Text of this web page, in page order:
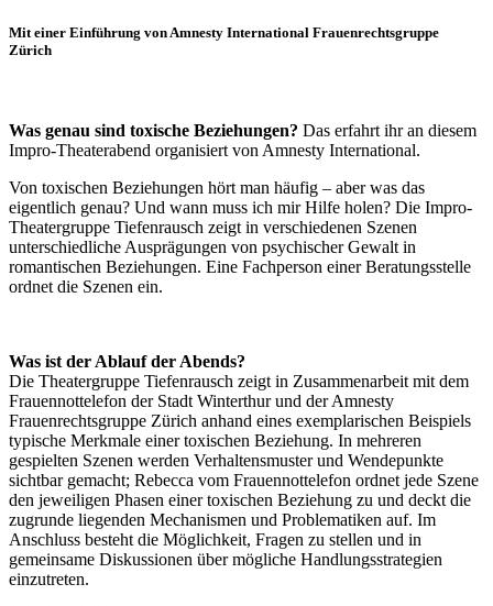
Mit einer Einführung von Amnesty International Frauenrechtsgruppe
Zürich
Was genau sind toxische Beziehungen? Das erfahrt ihr an diesem
Impro-Theaterabend organisiert von Amnesty International.
Von toxischen Beziehungen hört man häufig – aber was das
eigentlich genau? Und wann muss ich mir Hilfe holen? Die Impro-
Theatergruppe Tiefenrausch zeigt in verschiedenen Szenen
unterschiedliche Ausprägungen von psychischer Gewalt in
romantischen Beziehungen. Eine Fachperson einer Beratungsstelle
ordnet die Szenen ein.
Was ist der Ablauf der Abends?
Die Theatergruppe Tiefenrausch zeigt in Zusammenarbeit mit dem
Frauennottelefon der Stadt Winterthur und der Amnesty
Frauenrechtsgruppe Zürich anhand eines exemplarischen Beispiels
typische Merkmale einer toxischen Beziehung. In mehreren
gespielten Szenen werden Verhaltensmuster und Wendepunkte
sichtbar gemacht; Rebecca vom Frauennottelefon ordnet jede Szene
den jeweiligen Phasen einer toxischen Beziehung zu und deckt die
zugrunde liegenden Mechanismen und Problematiken auf. Im
Anschluss besteht die Möglichkeit, Fragen zu stellen und in
gemeinsame Diskussionen über mögliche Handlungsstrategien
einzutreten.